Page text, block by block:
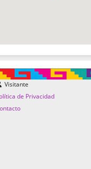
Visitante
de Privacidad